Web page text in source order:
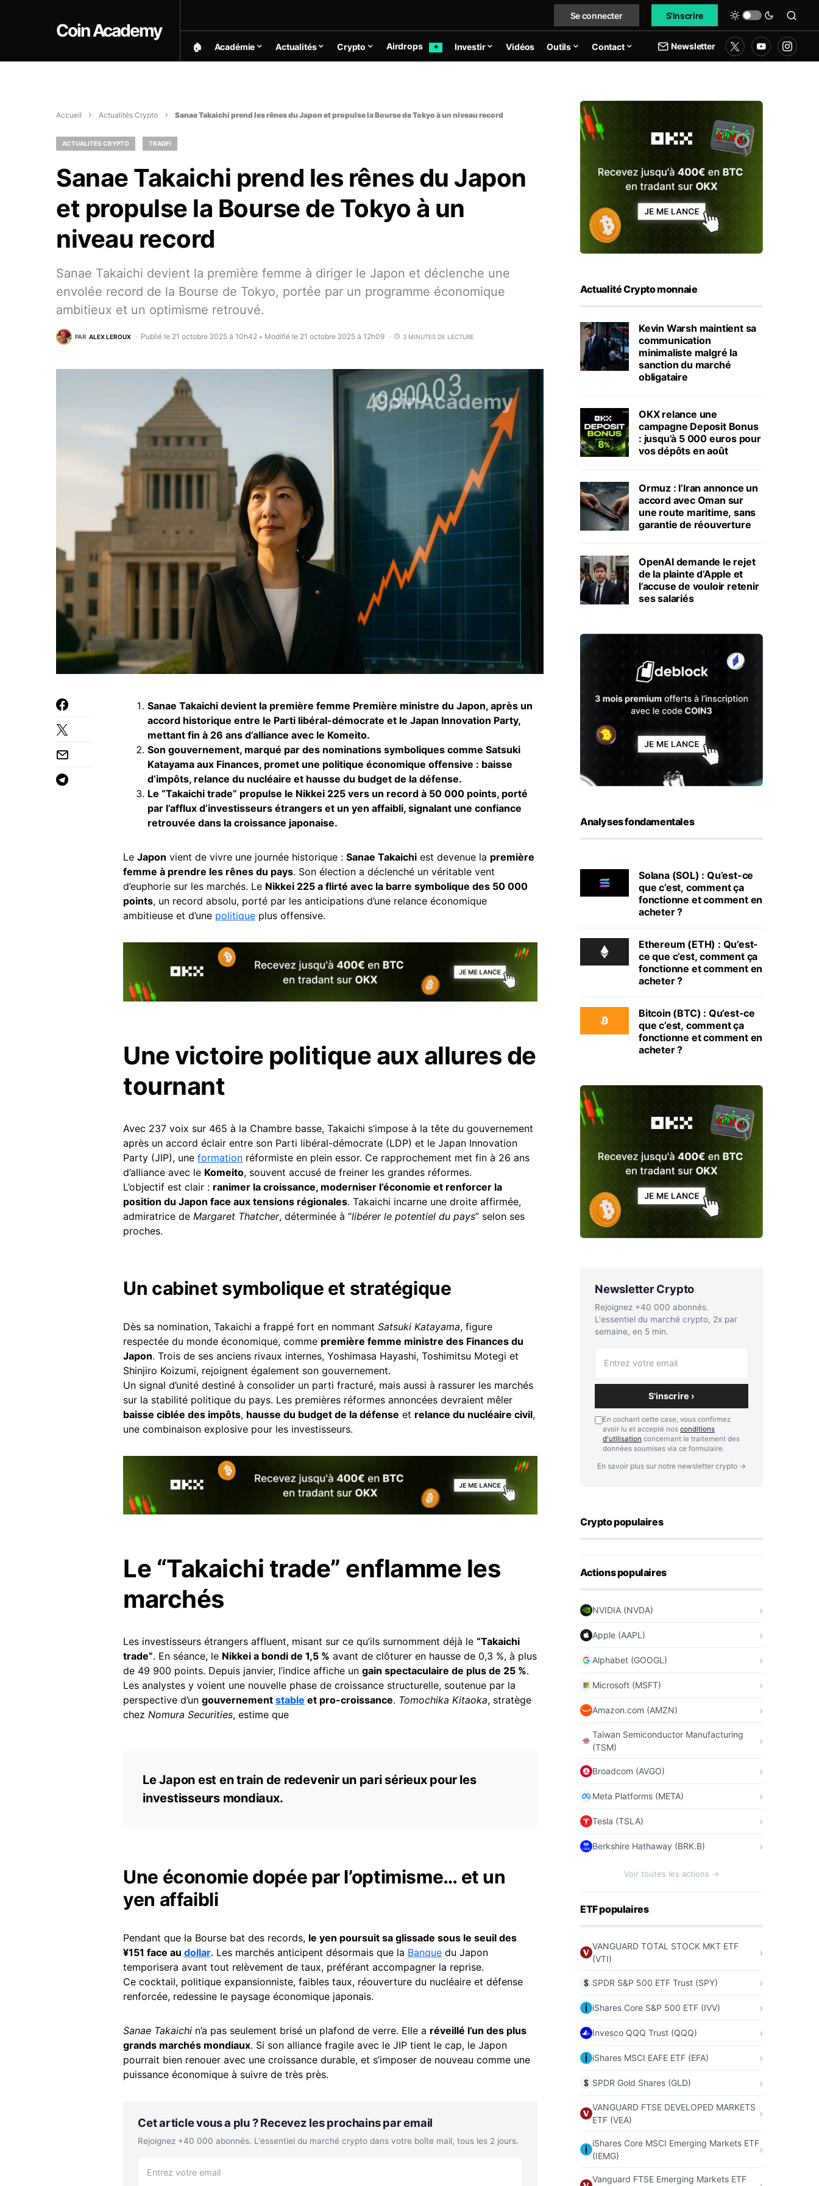
Coin Academy
Se connecter S'inscrire
🏠︎ Académie Actualités Crypto Airdrops ✦ Investir Vidéos Outils Contact Newsletter
Accueil Actualités Crypto Sanae Takaichi prend les rênes du Japon et propulse la Bourse de Tokyo à un niveau record
ACTUALITÉS CRYPTO TRADFI
Sanae Takaichi prend les rênes du Japon
et propulse la Bourse de Tokyo à un
niveau record
Sanae Takaichi devient la première femme à diriger le Japon et déclenche une
envolée record de la Bourse de Tokyo, portée par un programme économique
ambitieux et un optimisme retrouvé.
PAR ALEX LEROUX Publié le 21 octobre 2025 à 10h42 • Modifié le 21 octobre 2025 à 12h09 3 MINUTES DE LECTURE
Sanae Takaichi devient la première femme Première ministre du Japon, après un
accord historique entre le Parti libéral-démocrate et le Japan Innovation Party,
mettant fin à 26 ans d’alliance avec le Komeito.
Son gouvernement, marqué par des nominations symboliques comme Satsuki
Katayama aux Finances, promet une politique économique offensive : baisse
d’impôts, relance du nucléaire et hausse du budget de la défense.
Le “Takaichi trade” propulse le Nikkei 225 vers un record à 50 000 points, porté
par l’afflux d’investisseurs étrangers et un yen affaibli, signalant une confiance
retrouvée dans la croissance japonaise.
Le Japon vient de vivre une journée historique : Sanae Takaichi est devenue la première
femme à prendre les rênes du pays. Son élection a déclenché un véritable vent
d’euphorie sur les marchés. Le Nikkei 225 a flirté avec la barre symbolique des 50 000
points, un record absolu, porté par les anticipations d’une relance économique
ambitieuse et d’une politique plus offensive.
Une victoire politique aux allures de
tournant
Avec 237 voix sur 465 à la Chambre basse, Takaichi s’impose à la tête du gouvernement
après un accord éclair entre son Parti libéral-démocrate (LDP) et le Japan Innovation
Party (JIP), une formation réformiste en plein essor. Ce rapprochement met fin à 26 ans
d’alliance avec le Komeito, souvent accusé de freiner les grandes réformes.
L’objectif est clair : ranimer la croissance, moderniser l’économie et renforcer la
position du Japon face aux tensions régionales. Takaichi incarne une droite affirmée,
admiratrice de Margaret Thatcher, déterminée à “libérer le potentiel du pays” selon ses
proches.
Un cabinet symbolique et stratégique
Dès sa nomination, Takaichi a frappé fort en nommant Satsuki Katayama, figure
respectée du monde économique, comme première femme ministre des Finances du
Japon. Trois de ses anciens rivaux internes, Yoshimasa Hayashi, Toshimitsu Motegi et
Shinjiro Koizumi, rejoignent également son gouvernement.
Un signal d’unité destiné à consolider un parti fracturé, mais aussi à rassurer les marchés
sur la stabilité politique du pays. Les premières réformes annoncées devraient mêler
baisse ciblée des impôts, hausse du budget de la défense et relance du nucléaire civil,
une combinaison explosive pour les investisseurs.
Le “Takaichi trade” enflamme les
marchés
Les investisseurs étrangers affluent, misant sur ce qu’ils surnomment déjà le “Takaichi
trade”. En séance, le Nikkei a bondi de 1,5 % avant de clôturer en hausse de 0,3 %, à plus
de 49 900 points. Depuis janvier, l’indice affiche un gain spectaculaire de plus de 25 %.
Les analystes y voient une nouvelle phase de croissance structurelle, soutenue par la
perspective d’un gouvernement stable et pro-croissance. Tomochika Kitaoka, stratège
chez Nomura Securities, estime que
Le Japon est en train de redevenir un pari sérieux pour les
investisseurs mondiaux.
Une économie dopée par l’optimisme… et un
yen affaibli
Pendant que la Bourse bat des records, le yen poursuit sa glissade sous le seuil des
¥151 face au dollar. Les marchés anticipent désormais que la Banque du Japon
temporisera avant tout relèvement de taux, préférant accompagner la reprise.
Ce cocktail, politique expansionniste, faibles taux, réouverture du nucléaire et défense
renforcée, redessine le paysage économique japonais.
Sanae Takaichi n’a pas seulement brisé un plafond de verre. Elle a réveillé l’un des plus
grands marchés mondiaux. Si son alliance fragile avec le JIP tient le cap, le Japon
pourrait bien renouer avec une croissance durable, et s’imposer de nouveau comme une
puissance économique à suivre de très près.
Cet article vous a plu ? Recevez les prochains par email
Rejoignez +40 000 abonnés. L'essentiel du marché crypto dans votre boîte mail, tous les 2 jours.
Actualité Crypto monnaie
Kevin Warsh maintient sa
communication
minimaliste malgré la
sanction du marché
obligataire
OKX relance une
campagne Deposit Bonus
: jusqu’à 5 000 euros pour
vos dépôts en août
Ormuz : l’Iran annonce un
accord avec Oman sur
une route maritime, sans
garantie de réouverture
OpenAI demande le rejet
de la plainte d’Apple et
l’accuse de vouloir retenir
ses salariés
Analyses fondamentales
Solana (SOL) : Qu’est-ce
que c’est, comment ça
fonctionne et comment en
acheter ?
Ethereum (ETH) : Qu’est-
ce que c’est, comment ça
fonctionne et comment en
acheter ?
Bitcoin (BTC) : Qu’est-ce
que c’est, comment ça
fonctionne et comment en
acheter ?
Newsletter Crypto
Rejoignez +40 000 abonnés.
L'essentiel du marché crypto, 2x par
semaine, en 5 min.
S'inscrire ›
En cochant cette case, vous confirmez
avoir lu et accepté nos conditions
d'utilisation concernant le traitement des
données soumises via ce formulaire.
En savoir plus sur notre newsletter crypto →
Crypto populaires
Actions populaires
NVIDIA (NVDA)
Apple (AAPL)
Alphabet (GOOGL)
Microsoft (MSFT)
Amazon.com (AMZN)
Taiwan Semiconductor Manufacturing
(TSM)
Broadcom (AVGO)
Meta Platforms (META)
Tesla (TSLA)
Berkshire Hathaway (BRK.B)
Voir toutes les actions →
ETF populaires
VANGUARD TOTAL STOCK MKT ETF
(VTI)
SPDR S&P 500 ETF Trust (SPY)
iShares Core S&P 500 ETF (IVV)
Invesco QQQ Trust (QQQ)
iShares MSCI EAFE ETF (EFA)
SPDR Gold Shares (GLD)
VANGUARD FTSE DEVELOPED MARKETS
ETF (VEA)
iShares Core MSCI Emerging Markets ETF
(IEMG)
Vanguard FTSE Emerging Markets ETF